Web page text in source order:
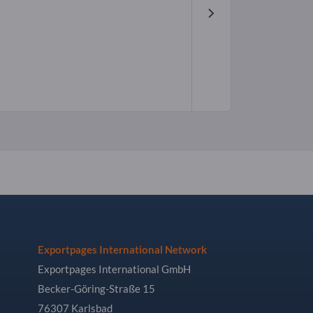
Exportpages International Network
Exportpages International GmbH
Becker-Göring-Straße 15
76307 Karlsbad